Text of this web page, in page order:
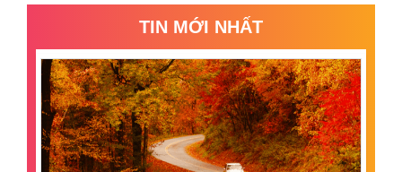
TIN MỚI NHẤT